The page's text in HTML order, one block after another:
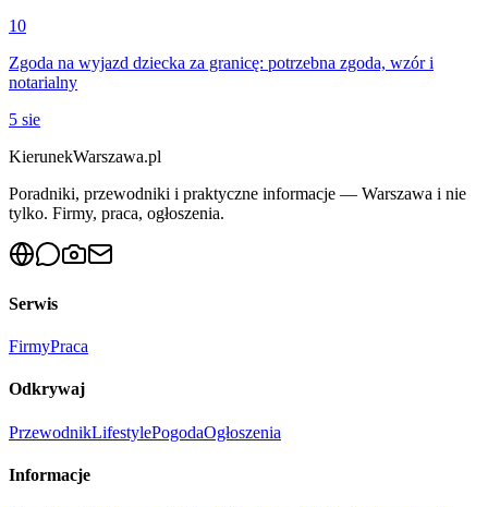
10
Zgoda na wyjazd dziecka za granicę: potrzebna zgoda, wzór i
notarialny
5 sie
KierunekWarszawa.pl
Poradniki, przewodniki i praktyczne informacje — Warszawa i nie
tylko. Firmy, praca, ogłoszenia.
Serwis
FirmyPraca
Odkrywaj
PrzewodnikLifestylePogodaOgłoszenia
Informacje